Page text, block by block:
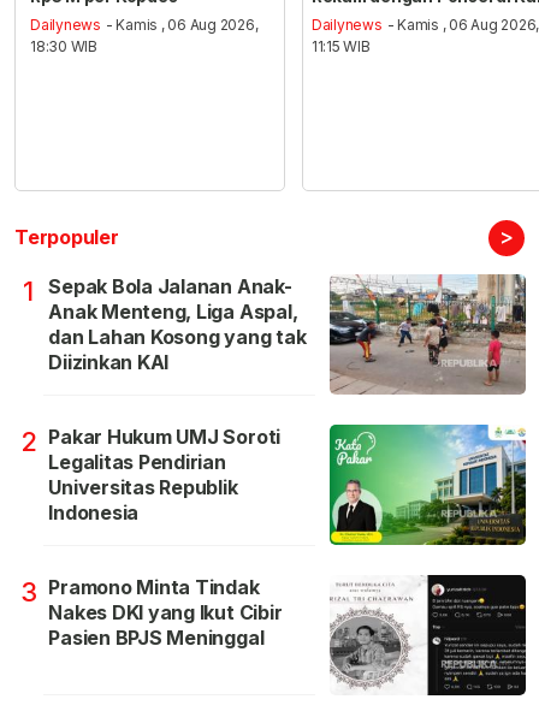
Dailynews - Kamis , 06 Aug 2026,
18:30 WIB
Dailynews - Kamis , 06 Aug 2026,
11:15 WIB
Terpopuler >
1
Sepak Bola Jalanan Anak-
Anak Menteng, Liga Aspal,
dan Lahan Kosong yang tak
Diizinkan KAI
2 Pakar Hukum UMJ Soroti
Legalitas Pendirian
Universitas Republik
Indonesia
3 Pramono Minta Tindak
Nakes DKI yang Ikut Cibir
Pasien BPJS Meninggal